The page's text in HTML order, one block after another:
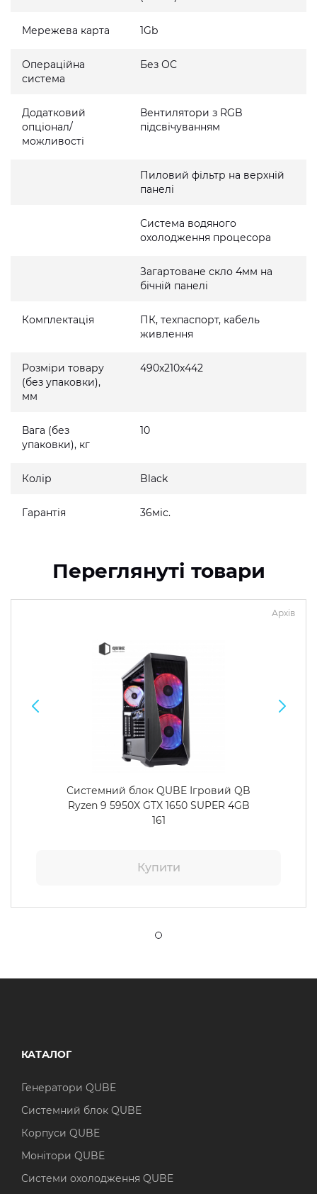
Мережева карта 1Gb
Операційна
система
Без ОС
Додатковий
опціонал/
можливості
Вентилятори з RGB
підсвічуванням
Пиловий фільтр на верхній
панелі
Система водяного
охолодження процесора
Загартоване скло 4мм на
бічній панелі
Комплектація
ПК, техпаспорт, кабель
живлення
Розміри товару
(без упаковки),
мм
490x210x442
Вага (без
упаковки), кг
10
Колір Black
Гарантія 36міс.
Переглянуті товари
Архів
Системний блок QUBE Ігровий QB
Ryzen 9 5950X GTX 1650 SUPER 4GB
161
Купити
КАТАЛОГ
Генератори QUBE
Системний блок QUBE
Корпуси QUBE
Монітори QUBE
Системи охолодження QUBE